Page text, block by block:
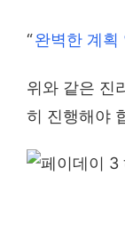
“완벽한 계획
위와 같은 진
히 진행해야